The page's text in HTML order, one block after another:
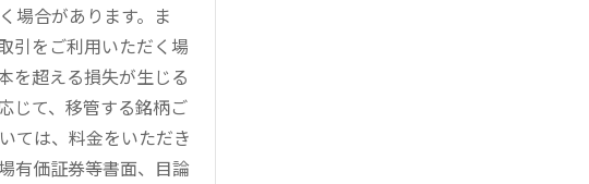
場合があります。ま
引をご利用いただく場
を超える損失が生じる
じて、移管する銘柄ご
ては、料金をいただき
有価証券等書面、目論